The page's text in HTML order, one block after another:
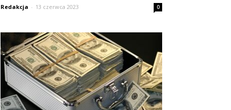
Redakcja - 13 czerwca 2023 0